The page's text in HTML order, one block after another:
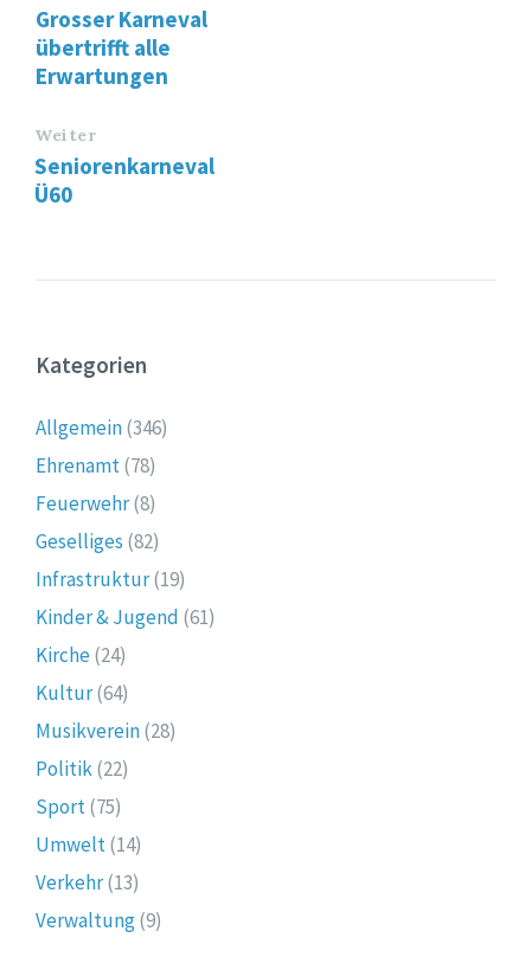
Grosser Karneval
übertrifft alle
Erwartungen
Weiter
Seniorenkarneval
Ü60
Kategorien
Allgemein(346)
Ehrenamt(78)
Feuerwehr(8)
Geselliges (82)
Infrastruktur(19)
Kinder & Jugend (61)
Kirche(24)
Kultur(64)
Musikverein(28)
Politik(22)
Sport(75)
Umwelt(14)
Verkehr(13)
Verwaltung(9)